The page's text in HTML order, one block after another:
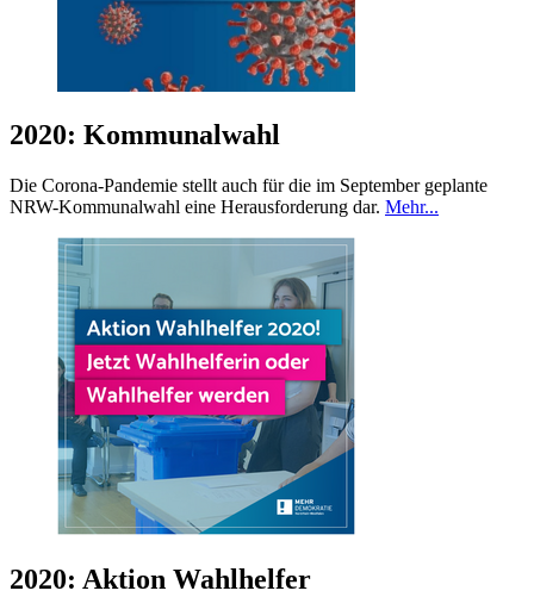
2020: Kommunalwahl
Die Corona-Pandemie stellt auch für die im September geplante
NRW-Kommunalwahl eine Herausforderung dar. Mehr...
2020: Aktion Wahlhelfer